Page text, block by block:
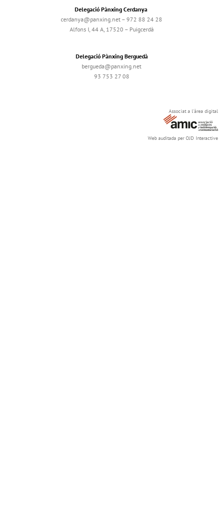
Delegació Pànxing Cerdanya
cerdanya@panxing.net – 972 88 24 28
Alfons I, 44 A, 17520 – Puigcerdà
Delegació Pànxing Berguedà
bergueda@panxing.net
93 753 27 08
Associat a l'àrea digital
Web auditada per OJD Interactive